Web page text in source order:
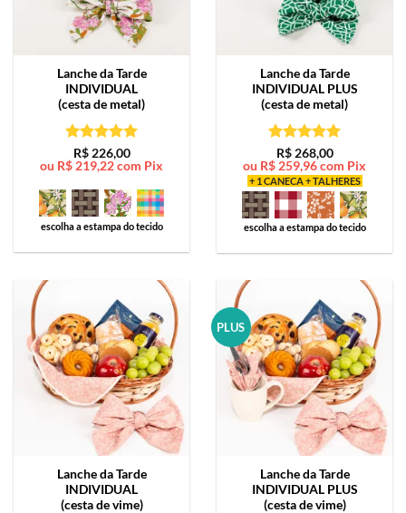
Lanche da Tarde
INDIVIDUAL
(cesta de metal)
Avaliação5
de 5
R$226,00
ou R$ 219,22com Pix
escolha a estampa do tecido
Lanche da Tarde
INDIVIDUAL PLUS
(cesta de metal)
Avaliação5
de 5
R$268,00
ou R$ 259,96com Pix
+ 1 CANECA + TALHERES
escolha a estampa do tecido
Lanche da Tarde
INDIVIDUAL
(cesta de vime)
PLUS
Lanche da Tarde
INDIVIDUAL PLUS
(cesta de vime)